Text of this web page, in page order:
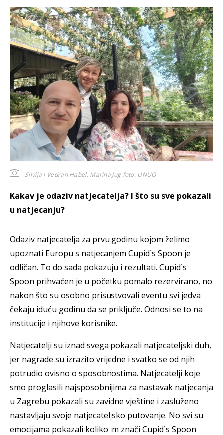
Silvija i Vedran Habel, Marina Jug foto: UNUO
Kakav je odaziv natjecatelja? I što su sve pokazali
u natjecanju?
Odaziv natjecatelja za prvu godinu kojom želimo
upoznati Europu s natjecanjem Cupid`s Spoon je
odličan. To do sada pokazuju i rezultati. Cupid`s
Spoon prihvaćen je u početku pomalo rezervirano, no
nakon što su osobno prisustvovali eventu svi jedva
čekaju iduću godinu da se priključe. Odnosi se to na
institucije i njihove korisnike.
Natjecatelji su iznad svega pokazali natjecateljski duh,
jer nagrade su izrazito vrijedne i svatko se od njih
potrudio ovisno o sposobnostima. Natjecatelji koje
smo proglasili najsposobnijima za nastavak natjecanja
u Zagrebu pokazali su zavidne vještine i zasluženo
nastavljaju svoje natjecateljsko putovanje. No svi su
emocijama pokazali koliko im znači Cupid`s Spoon